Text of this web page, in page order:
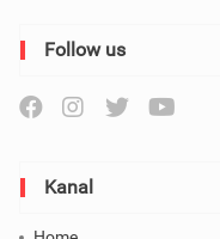
Follow us
Kanal